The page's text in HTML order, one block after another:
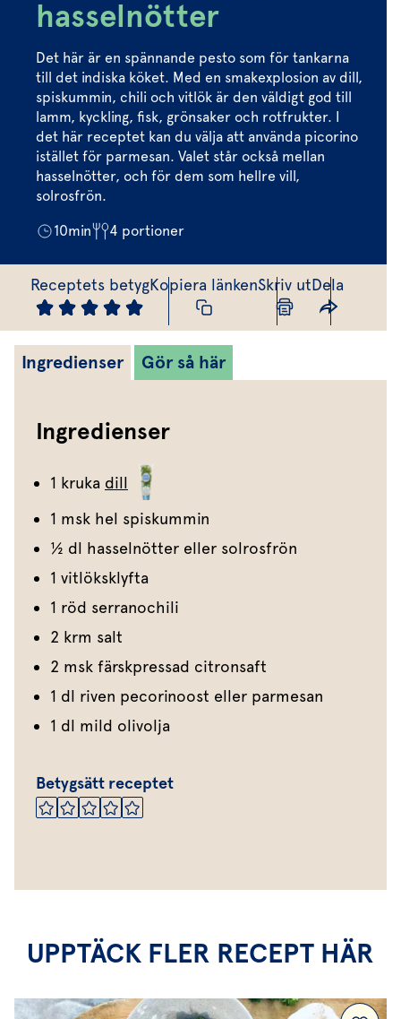
Dressing
Örtolja
Marinad
Örtsalt & rub
Citronmeliss
Allt om sallat
Vårt sortiment
Våra färska örter
För restaurang &
Dressingen gör salladen
hasselnötter
Det här är en spännande pesto som för tankarna
till det indiska köket. Med en smakexplosion av dill,
spiskummin, chili och vitlök är den väldigt god till
lamm, kyckling, fisk, grönsaker och rotfrukter. I
det här receptet kan du välja att använda picorino
istället för parmesan. Valet står också mellan
hasselnötter, och för dem som hellre vill,
solrosfrön.
10min 4 portioner
Receptets betygKopiera länkenSkriv utDela
Ingredienser Gör så här
Ingredienser
1 kruka dill
1 msk hel spiskummin
1⁄2 dl hasselnötter eller solrosfrön
1 vitlöksklyfta
1 röd serranochili
2 krm salt
2 msk färskpressad citronsaft
1 dl riven pecorinoost eller parmesan
1 dl mild olivolja
Betygsätt receptet
UPPTÄCK FLER RECEPT HÄR